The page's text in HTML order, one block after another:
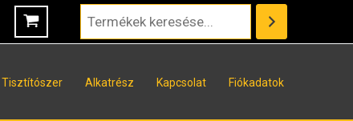
Tisztítószer Alkatrész Kapcsolat Fiókadatok